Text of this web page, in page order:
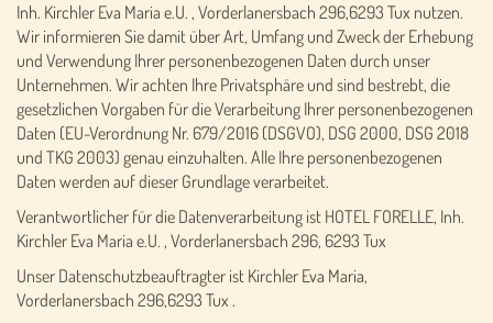
Inh. Kirchler Eva Maria e.U. , Vorderlanersbach 296,6293 Tux nutzen.
Wir informieren Sie damit über Art, Umfang und Zweck der Erhebung
und Verwendung Ihrer personenbezogenen Daten durch unser
Unternehmen. Wir achten Ihre Privatsphäre und sind bestrebt, die
gesetzlichen Vorgaben für die Verarbeitung Ihrer personenbezogenen
Daten (EU-Verordnung Nr. 679/2016 (DSGVO), DSG 2000, DSG 2018
und TKG 2003) genau einzuhalten. Alle Ihre personenbezogenen
Daten werden auf dieser Grundlage verarbeitet.
Verantwortlicher für die Datenverarbeitung ist HOTEL FORELLE, Inh.
Kirchler Eva Maria e.U. , Vorderlanersbach 296, 6293 Tux
Unser Datenschutzbeauftragter ist Kirchler Eva Maria,
Vorderlanersbach 296,6293 Tux .